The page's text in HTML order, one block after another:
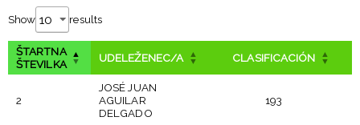
Show results
ŠTARTNA
ŠTEVILKA
UDELEŽENEC/A CLASIFICACIÓN
2
JOSÉ JUAN
AGUILAR
DELGADO
193